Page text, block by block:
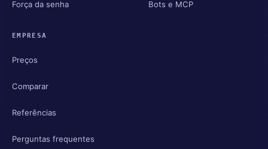
Força da senha Bots e MCP
EMPRESA
Preços
Comparar
Referências
Perguntas frequentes